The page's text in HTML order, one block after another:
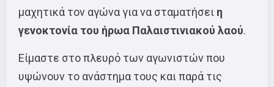
μαχητικά τον αγώνα για να σταματήσει η
γενοκτονία του ήρωα Παλαιστινιακού λαού.
Είμαστε στο πλευρό των αγωνιστών που
υψώνουν το ανάστημα τους και παρά τις